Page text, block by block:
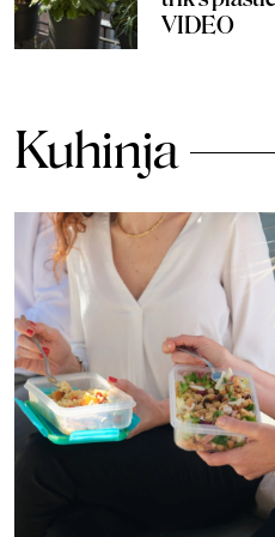
VIDEO
Kuhinja